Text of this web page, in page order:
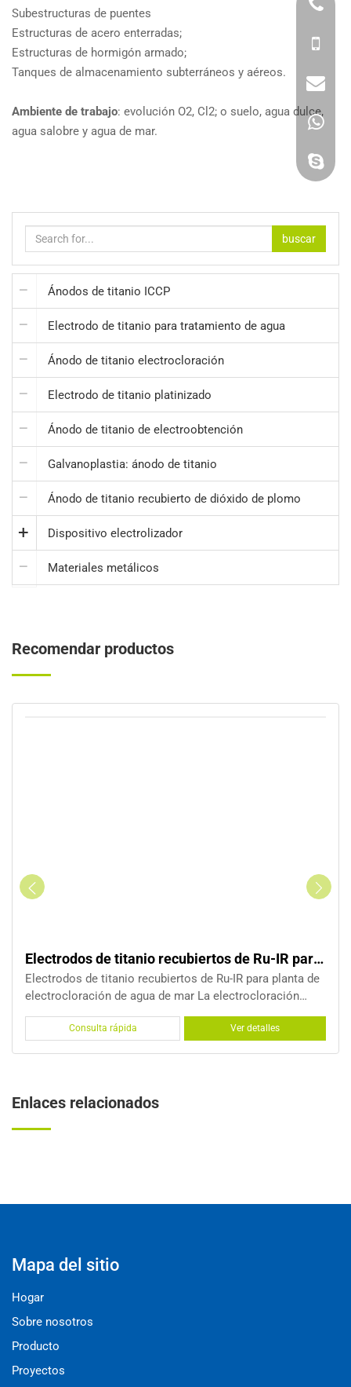
Subestructuras de puentes
Estructuras de acero enterradas;
Estructuras de hormigón armado;
Tanques de almacenamiento subterráneos y aéreos.
Ambiente de trabajo: evolución O2, Cl2; o suelo, agua dulce,
agua salobre y agua de mar.
buscar
Ánodos de titanio ICCP
Electrodo de titanio para tratamiento de agua
Ánodo de titanio electrocloración
Electrodo de titanio platinizado
Ánodo de titanio de electroobtención
Galvanoplastia: ánodo de titanio
Ánodo de titanio recubierto de dióxido de plomo
Dispositivo electrolizador
Materiales metálicos
Recomendar productos
para electrocloración de agua de mar
de
de
Electrodos de titanio de placa paralela
Electrodos de titanio de placa paralela para
electrocloración de agua de mar Electrolizador de placa
paralela, conocido como electrolizador de placa
electrolizador PPE, está construido con una pila
Consulta rápida
Enlaces relacionados
Mapa del sitio
Hogar
Sobre nosotros
Producto
Proyectos